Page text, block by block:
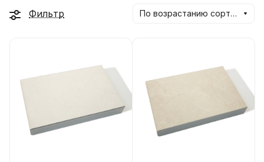
Фильтр По возрастанию сортировки